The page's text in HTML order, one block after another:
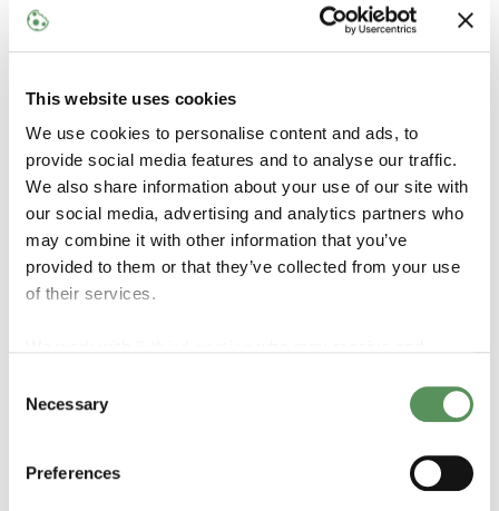
This website uses cookies
We use cookies to personalise content and ads, to
provide social media features and to analyse our traffic.
We also share information about your use of our site with
our social media, advertising and analytics partners who
may combine it with other information that you’ve
provided to them or that they’ve collected from your use
of their services.
Selection
Necessary
Preferences
*Materiais e especificações estão sujeitos a
prontos para ajudá-lo a encontrar o ajuste correto para
Característicos
Design de válvula robusto e compacto para